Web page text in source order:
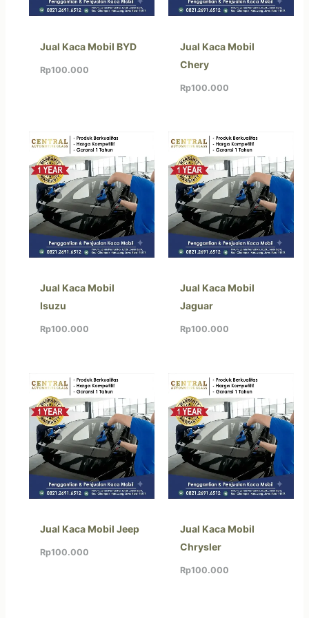
Jual Kaca Mobil BYD
Rp100.000
Jual Kaca Mobil
Chery
Rp100.000
Jual Kaca Mobil
Isuzu
Rp100.000
Jual Kaca Mobil
Jaguar
Rp100.000
Jual Kaca Mobil Jeep
Rp100.000
Jual Kaca Mobil
Chrysler
Rp100.000